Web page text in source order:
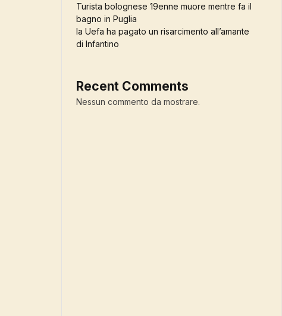
Turista bolognese 19enne muore mentre fa il
bagno in Puglia
la Uefa ha pagato un risarcimento all’amante
di Infantino
Recent Comments
Nessun commento da mostrare.